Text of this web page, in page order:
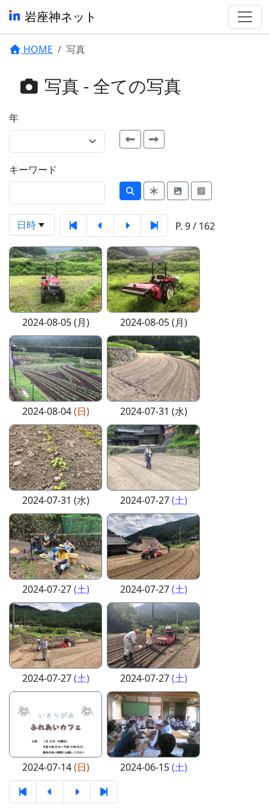
岩座神ネット
HOME 写真
写真 - 全ての写真
年
キーワード
日時 P. 9 / 162
2024-08-05 (月) 2024-08-05 (月)
2024-08-04(日) 2024-07-31 (水)
2024-07-31 (水) 2024-07-27(土)
2024-07-27(土) 2024-07-27(土)
2024-07-27(土) 2024-07-27(土)
2024-07-14(日) 2024-06-15(土)